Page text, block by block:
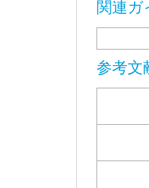
関連
参考文